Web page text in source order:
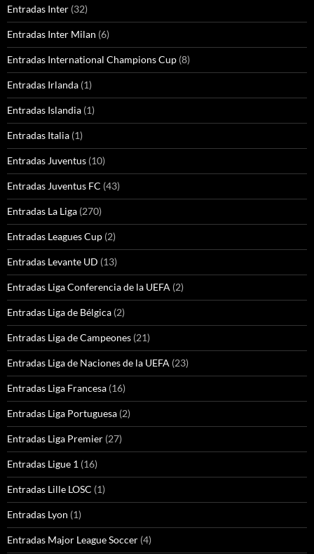
Entradas Inter (32)
Entradas Inter Milan (6)
Entradas International Champions Cup (8)
Entradas Irlanda (1)
Entradas Islandia (1)
Entradas Italia (1)
Entradas Juventus (10)
Entradas Juventus FC (43)
Entradas La Liga (270)
Entradas Leagues Cup (2)
Entradas Levante UD (13)
Entradas Liga Conferencia de la UEFA (2)
Entradas Liga de Bélgica (2)
Entradas Liga de Campeones (21)
Entradas Liga de Naciones de la UEFA (23)
Entradas Liga Francesa (16)
Entradas Liga Portuguesa (2)
Entradas Liga Premier (27)
Entradas Ligue 1 (16)
Entradas Lille LOSC (1)
Entradas Lyon (1)
Entradas Major League Soccer (4)